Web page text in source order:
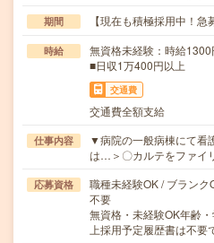
期間 【現在も積極採用中！急
時給
無資格未経験：時給
■日収1万400円以上
交通費
交通費全額支給
仕事内容
▼病院の一般病棟にて看
は…＞〇カルテをファイ
応募資格
職種未経験OK / ブラン
不要
無資格・未経験OK年齢
上採用予定履歴書は不